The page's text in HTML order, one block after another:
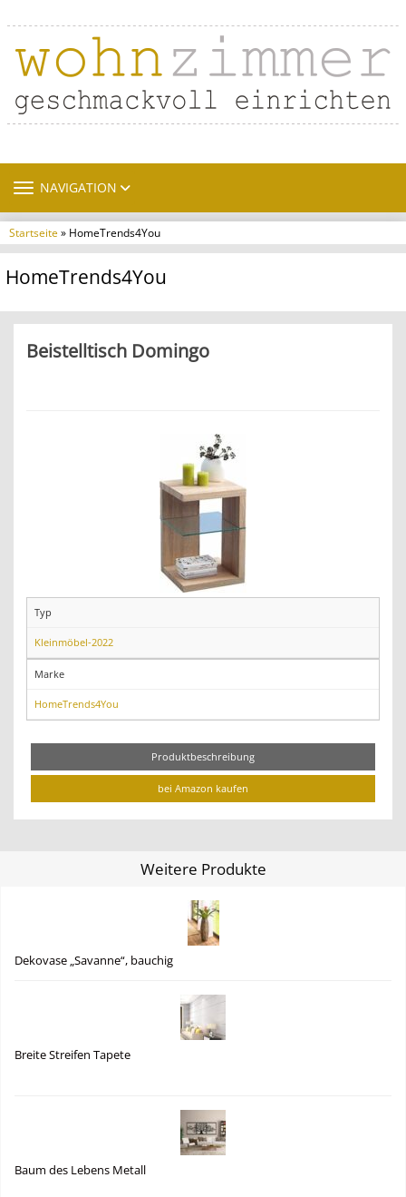
TOGGLE NAVIGATION
NAVIGATION
Startseite» HomeTrends4You
HomeTrends4You
Beistelltisch Domingo
Typ
Kleinmöbel-2022
Marke
HomeTrends4You
Produktbeschreibung
bei Amazon kaufen
Weitere Produkte
Dekovase „Savanne“, bauchig
Breite Streifen Tapete
Baum des Lebens Metall